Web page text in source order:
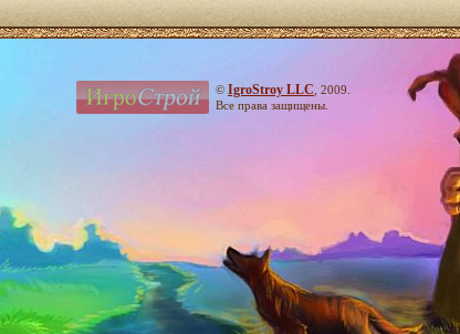
© IgroStroy LLC , 2009.
Все права защищены.